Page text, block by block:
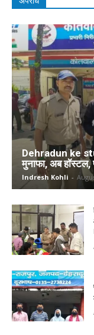
Dehradun ke
मुनाफा, अब
Indresh Kohli -